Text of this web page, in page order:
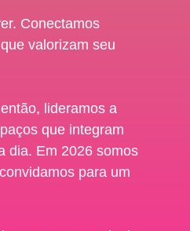
Conectamos
valorizam seu
lideramos a
que integram
dia. Em 2026 somos
para um